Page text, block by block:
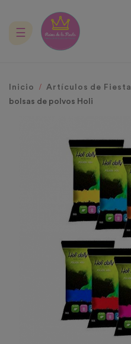
Navegación
☰
Inicio Artículos de Fiesta
bolsas de polvos Holi